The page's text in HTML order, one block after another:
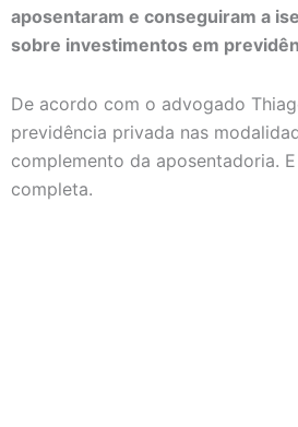
aposentaram e conseguiram a
sobre investimentos em
De acordo com o advogado
previdência privada nas
complemento da aposentadoria.
completa.